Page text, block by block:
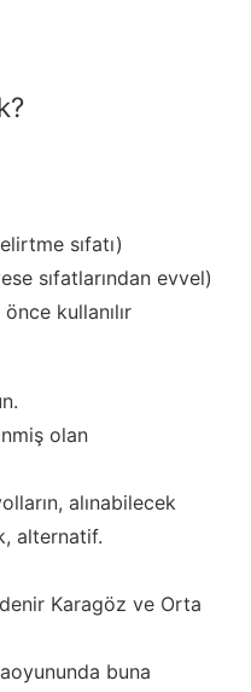
sıfatı)
sıfatlarından evvel)
kullanılır
olan
alınabilecek
alternatif.
Karagöz ve Orta
buna